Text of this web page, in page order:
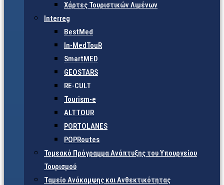
Χάρτες Τουριστικών Λιμένων
Interreg
BestMed
In-MedTouR
SmartMED
GEOSTARS
RE-CULT
Tourism-e
ALTTOUR
PORTOLANES
POPRoutes
Τομεακό Πρόγραμμα Ανάπτυξης του Υπουργείου
Τουρισμού
Ταμείο Ανάκαμψης και Ανθεκτικότητας